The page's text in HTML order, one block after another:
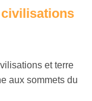
et terre
aux sommets du